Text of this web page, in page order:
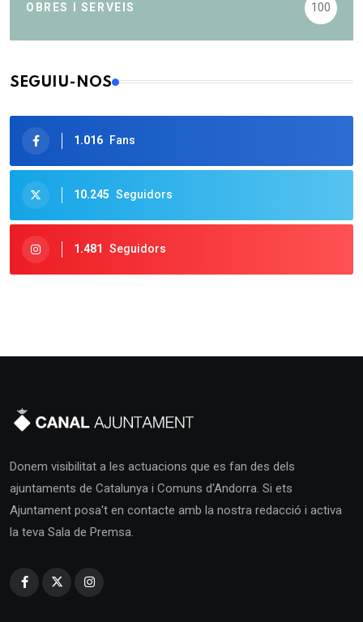
OBRES I SERVEIS 100
SEGUIU-NOS
1.016 Fans
10.245 Seguidors
1.481 Seguidors
Donem visibilitat a les actuacions que es fan des dels
ajuntaments de Catalunya i Comuns d'Andorra. Si ets
Ajuntament posa't en contacte amb la nostra redacció i activa
la teva Sala de Premsa.